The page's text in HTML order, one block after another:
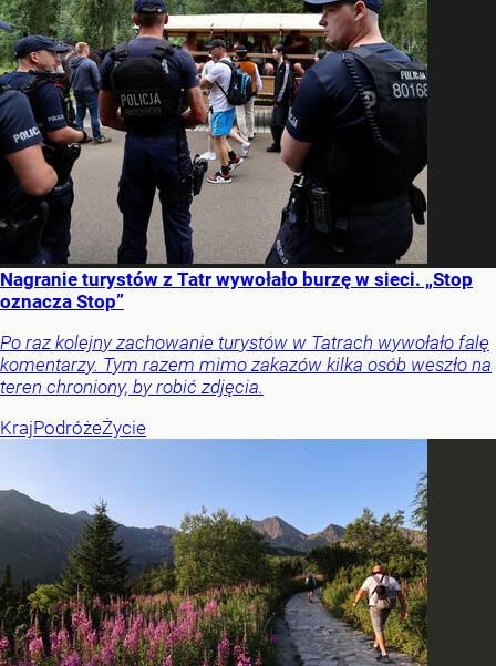
Nagranie turystów z Tatr wywołało burzę w sieci. „Stop
oznacza Stop”
Po raz kolejny zachowanie turystów w Tatrach wywołało falę
komentarzy. Tym razem mimo zakazów kilka osób weszło na
teren chroniony, by robić zdjęcia.
KrajPodróżeŻycie